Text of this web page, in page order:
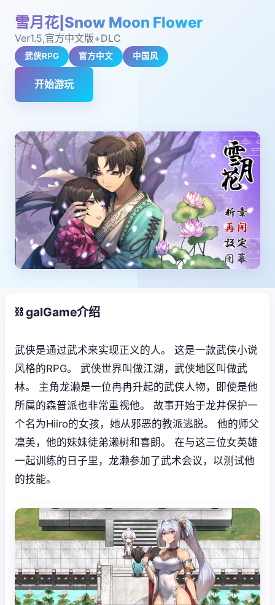
雪月花|Snow Moon Flower
Ver1.5,官方中文版+DLC
武侠RPG 官方中文 中国风
开始游玩
⛓️ galGame介绍
武侠是通过武术来实现正义的人。 这是一款武侠小说
风格的RPG。 武侠世界叫做江湖，武侠地区叫做武
林。 主角龙濑是一位冉冉升起的武侠人物，即使是他
所属的森普派也非常重视他。 故事开始于龙井保护一
个名为Hiiro的女孩，她从邪恶的教派逃脱。 他的师父
凛美，他的妹妹徒弟濑树和喜朗。 在与这三位女英雄
一起训练的日子里，龙濑参加了武术会议，以测试他
的技能。